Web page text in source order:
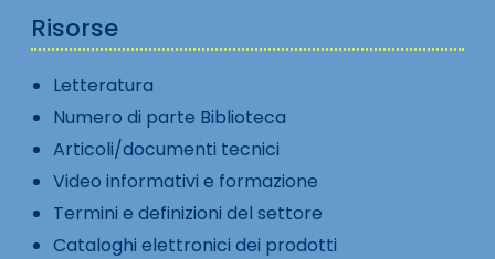
Risorse
Letteratura
Numero di parte Biblioteca
Articoli/documenti tecnici
Video informativi e formazione
Termini e definizioni del settore
Cataloghi elettronici dei prodotti